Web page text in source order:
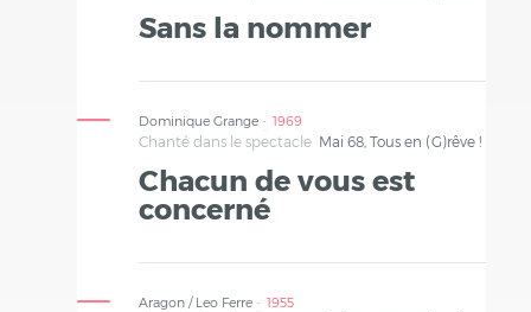
Sans la nommer
Dominique Grange 1969
Chanté dans le spectacle Mai 68, Tous en (G)rêve !
Chacun de vous est
concerné
Aragon / Leo Ferre 1955